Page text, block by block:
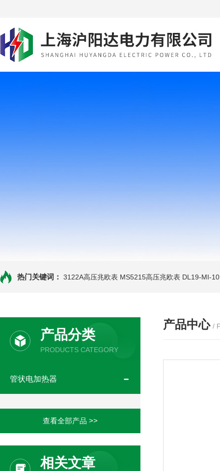
热门关键词： 3122A高压兆欧表 MS5215高压兆欧表 DL19-MI-
产品分类
PRODUCTS CATEGORY
管状电加热器
查看全部产品 >>
相关文章
产品中心 /